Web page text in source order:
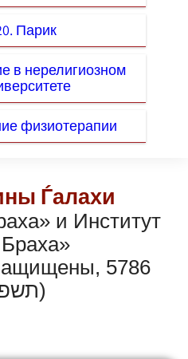
Парик
в нерелигиозном
физиотерапии
Ѓалахи
и Институт
5786
(תשפ»ו)